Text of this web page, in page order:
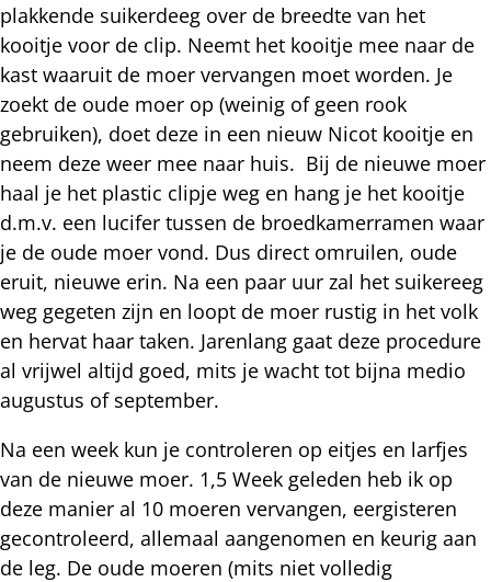
plakkende suikerdeeg over de breedte van het
kooitje voor de clip. Neemt het kooitje mee naar de
kast waaruit de moer vervangen moet worden. Je
zoekt de oude moer op (weinig of geen rook
gebruiken), doet deze in een nieuw Nicot kooitje en
neem deze weer mee naar huis. Bij de nieuwe moer
haal je het plastic clipje weg en hang je het kooitje
d.m.v. een lucifer tussen de broedkamerramen waar
je de oude moer vond. Dus direct omruilen, oude
eruit, nieuwe erin. Na een paar uur zal het suikereeg
weg gegeten zijn en loopt de moer rustig in het volk
en hervat haar taken. Jarenlang gaat deze procedure
al vrijwel altijd goed, mits je wacht tot bijna medio
augustus of september.
Na een week kun je controleren op eitjes en larfjes
van de nieuwe moer. 1,5 Week geleden heb ik op
deze manier al 10 moeren vervangen, eergisteren
gecontroleerd, allemaal aangenomen en keurig aan
de leg. De oude moeren (mits niet volledig